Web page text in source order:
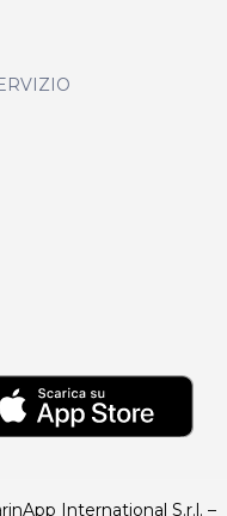
International S.r.l. –